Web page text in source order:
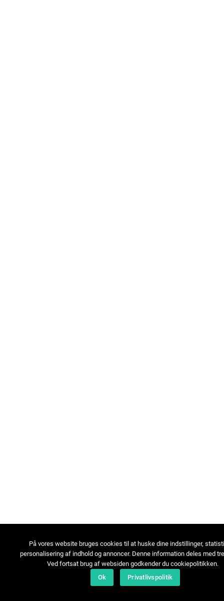
På vores website bruges cookies til at huske dine indstillinger,
personalisering af indhold og annoncer. Denne information deles med
Ved fortsat brug af websiden godkender du cookiepolitikken.
Ok
Privatlivspolitik